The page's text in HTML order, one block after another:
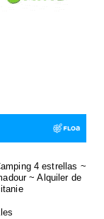
4 estrellas ~
~ Alquiler de